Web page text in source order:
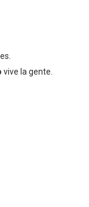
vive la gente.